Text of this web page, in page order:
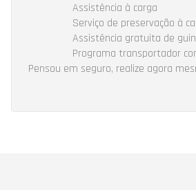
Assistência à carga
Serviço de preservação à
Assistência gratuita de
Programa transportador
Pensou em seguro, realize agora